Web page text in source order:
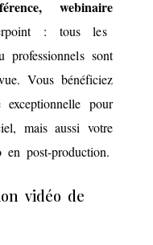
webinaire
: tous les
professionnels sont
Vous bénéficiez
pour
mais aussi votre
post-production.
vidéo de